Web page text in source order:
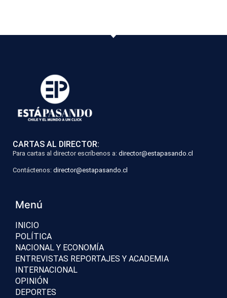
CARTAS AL DIRECTOR:
Para cartas al director escríbenos a: director@estapasando.cl
Contáctenos: director@estapasando.cl
Menú
INICIO
POLÍTICA
NACIONAL Y ECONOMÍA
ENTREVISTAS REPORTAJES Y ACADEMIA
INTERNACIONAL
OPINIÓN
DEPORTES